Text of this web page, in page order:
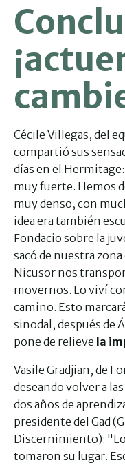
Cécile Villegas, del
compartió sus
días en el
muy fuerte. Hemos
muy denso, con
idea era también
Fondacio sobre la
sacó de nuestra
Nicusor nos
movernos. Lo viví
camino. Esto
sinodal, después de
pone de relieve la
Vasile Gradjian, de
deseando volver a
dos años de
presidente del Gad
Discernimiento):
tomaron su lugar.